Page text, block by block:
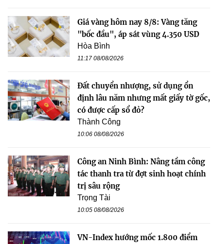
Giá vàng hôm nay 8/8: Vàng tăng
"bốc đầu", áp sát vùng 4.350 USD
Hòa Bình
11:17 08/08/2026
Đất chuyển nhượng, sử dụng ổn
định lâu năm nhưng mất giấy tờ gốc,
có được cấp sổ đỏ?
Thành Công
10:06 08/08/2026
Công an Ninh Bình: Nâng tầm công
tác thanh tra từ đợt sinh hoạt chính
trị sâu rộng
Trọng Tài
10:05 08/08/2026
VN-Index hướng mốc 1.800 điểm